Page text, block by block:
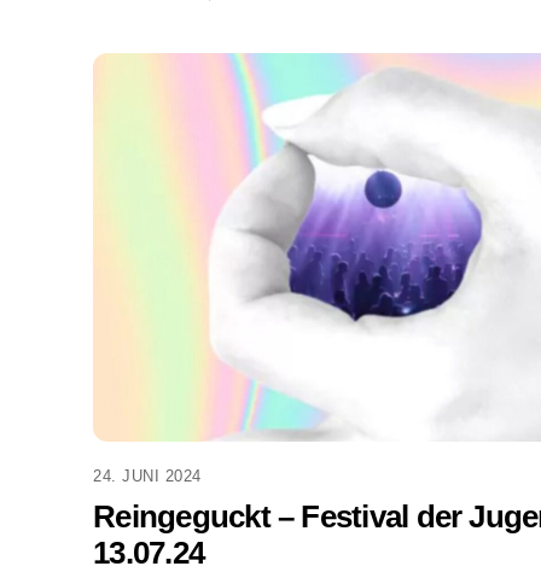
24. JUNI 2024
Reingeguckt – Festival der
13.07.24